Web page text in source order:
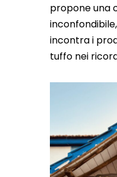
propone una
incontra i
tuffo nei